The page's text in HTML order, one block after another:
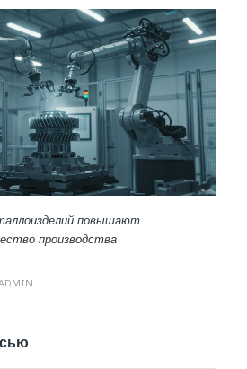
повышают
производства
ADMIN